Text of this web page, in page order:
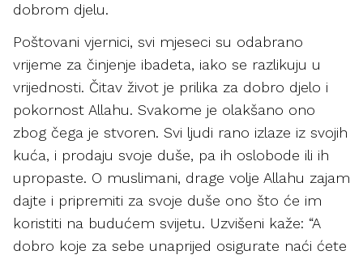
dobrom djelu.
Poštovani vjernici, svi mjeseci su odabrano
vrijeme za činjenje ibadeta, iako se razlikuju u
vrijednosti. Čitav život je prilika za dobro djelo i
pokornost Allahu. Svakome je olakšano ono
zbog čega je stvoren. Svi ljudi rano izlaze iz svojih
kuća, i prodaju svoje duše, pa ih oslobode ili ih
upropaste. O muslimani, drage volje Allahu zajam
dajte i pripremiti za svoje duše ono što će im
koristiti na budućem svijetu. Uzvišeni kaže: “A
dobro koje za sebe unaprijed osigurate naći ćete